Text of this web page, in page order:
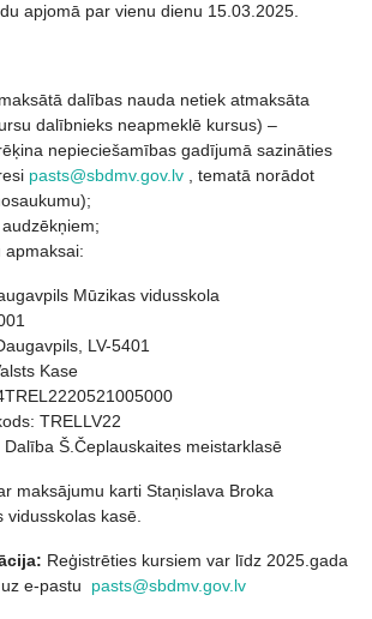
apjomā par vienu dienu 15.03.2025.
dalības nauda netiek atmaksāta
dalībnieks neapmeklē kursus) –
nepieciešamības gadījumā sazināties
pasts@sbdmv.gov.lv , tematā norādot
apmaksai:
Mūzikas vidusskola
LV-5401
Kase
TRELLV22
Š.Čeplauskaites meistarklasē
maksājumu karti Staņislava Broka
vidusskolas kasē.
Reģistrēties kursiem var līdz 2025.gada
e-pastu pasts@sbdmv.gov.lv